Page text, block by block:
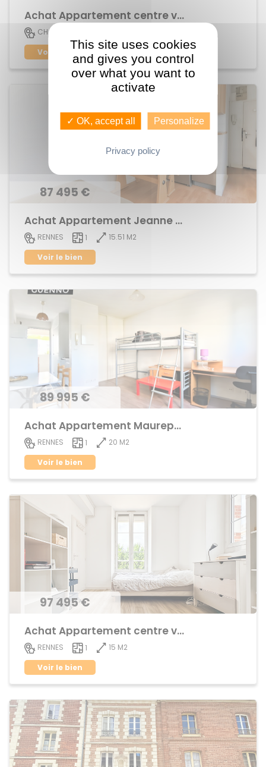
Achat Appartement centre ville
CHATEAUGIRON
Voir le bien
87 495 €
Achat Appartement Jeanne d'Arc
RENNES 1
15.51 M2
Voir le bien
89 995 €
Achat Appartement Maurepas
RENNES 1
20 M2
Voir le bien
97 495 €
Achat Appartement centre ville
RENNES 1
15 M2
Voir le bien
This site uses cookies
and gives you control
over what you want to
activate
✓ OK, accept all Personalize
Privacy policy